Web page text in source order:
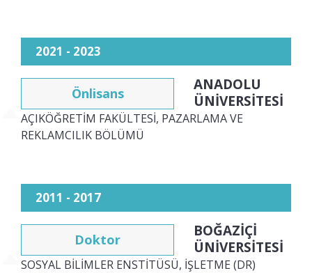
2021 - 2023
Önlisans
ANADOLU
ÜNİVERSİTESİ
AÇIKÖĞRETİM FAKÜLTESİ, PAZARLAMA VE
REKLAMCILIK BÖLÜMÜ
2011 - 2017
Doktor
BOĞAZİÇİ
ÜNİVERSİTESİ
SOSYAL BİLİMLER ENSTİTÜSÜ, İŞLETME (DR)